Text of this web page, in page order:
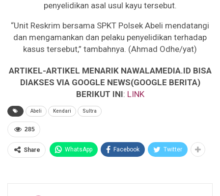
penyelidikan asal usul kayu tersebut.
“Unit Reskrim bersama SPKT Polsek Abeli mendatangi
dan mengamankan dan pelaku penyelidikan terhadap
kasus tersebut,” tambahnya. (Ahmad Odhe/yat)
ARTIKEL-ARTIKEL MENARIK NAWALAMEDIA.ID BISA
DIAKSES VIA GOOGLE NEWS(GOOGLE BERITA)
BERIKUT INI: LINK
Abeli Kendari Sultra
285
Share WhatsApp Facebook Twitter